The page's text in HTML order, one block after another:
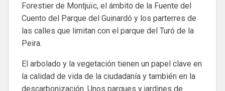
Forestier de Montjuïc, el ámbito de la Fuente del
Cuento del Parque del Guinardó y los parterres de
las calles que limitan con el parque del Turó de la
Peira.
El arbolado y la vegetación tienen un papel clave en
la calidad de vida de la ciudadanía y también en la
descarbonización. Unos parques y jardines de